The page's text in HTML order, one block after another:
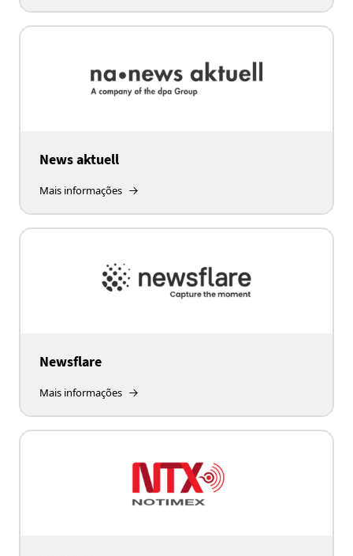
News aktuell
Mais informações
Newsflare
Mais informações